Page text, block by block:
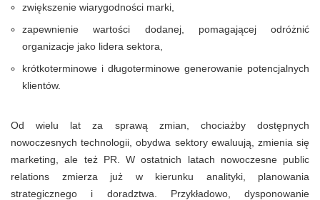
zwiększenie wiarygodności marki,
zapewnienie wartości dodanej, pomagającej odróżnić
organizacje jako lidera sektora,
krótkoterminowe i długoterminowe generowanie potencjalnych
klientów.
Od wielu lat za sprawą zmian, chociażby dostępnych
nowoczesnych technologii, obydwa sektory ewaluują, zmienia się
marketing, ale też PR. W ostatnich latach nowoczesne public
relations zmierza już w kierunku analityki, planowania
strategicznego i doradztwa. Przykładowo, dysponowanie